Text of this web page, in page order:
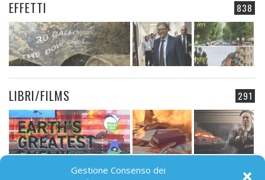
Gestione Consenso dei
838
EFFETTI
291
LIBRI/FILMS